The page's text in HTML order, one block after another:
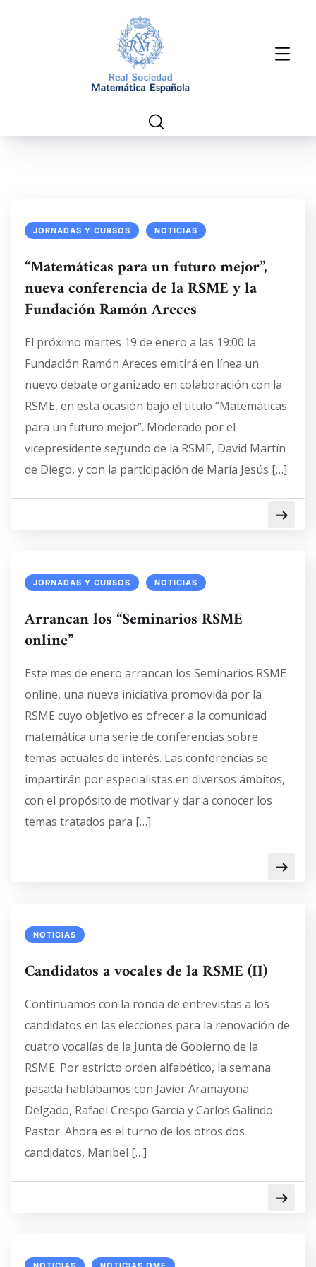
JORNADAS Y CURSOS NOTICIAS
“Matemáticas para un futuro mejor”,
nueva conferencia de la RSME y la
Fundación Ramón Areces
El próximo martes 19 de enero a las 19:00 la
Fundación Ramón Areces emitirá en línea un
nuevo debate organizado en colaboración con la
RSME, en esta ocasión bajo el título “Matemáticas
para un futuro mejor”. Moderado por el
vicepresidente segundo de la RSME, David Martín
de Diego, y con la participación de María Jesús […]
JORNADAS Y CURSOS NOTICIAS
Arrancan los “Seminarios RSME
online”
Este mes de enero arrancan los Seminarios RSME
online, una nueva iniciativa promovida por la
RSME cuyo objetivo es ofrecer a la comunidad
matemática una serie de conferencias sobre
temas actuales de interés. Las conferencias se
impartirán por especialistas en diversos ámbitos,
con el propósito de motivar y dar a conocer los
temas tratados para […]
NOTICIAS
Candidatos a vocales de la RSME (II)
Continuamos con la ronda de entrevistas a los
candidatos en las elecciones para la renovación de
cuatro vocalías de la Junta de Gobierno de la
RSME. Por estricto orden alfabético, la semana
pasada hablábamos con Javier Aramayona
Delgado, Rafael Crespo García y Carlos Galindo
Pastor. Ahora es el turno de los otros dos
candidatos, Maribel […]